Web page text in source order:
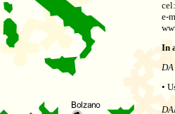
e-
In
•